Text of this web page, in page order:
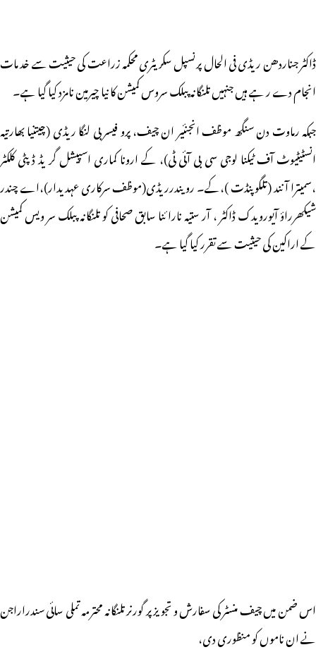
ڈاکٹر جناردھن ریڈی فی الحال پرنسپل سکریٹری محکمہ زراعت کی حیثیت سے خد مات
انجام دے ر ہے ہیں جنہیں تلنگانہ پبلک سروس کمیشن کا نیا چیرمین نامزد کیا گیا ہے۔
جبکہ رماوت دن سنگھ موظف انجنئیر ان چیف، پرو فیسر بی لنگا ریڈی (چیتنیا بھارتیہ
انسٹیٹیوٹ آف ٹیکنا لوجی سی بی آئی ٹی)، کے ارونا کماری اسپیشل گر یڈ ڈ پٹی کلکٹر
،سمیترا آنند (تلگو پنڈت )،کے۔ رو یندرریڈی(موظف سرکاری عہدیدار)،اے چندر
شیکھرراؤ آیورویدک ڈاکٹر ، آر ستیہ نارا ئنا سابق صحافی کو تلنگانہ پبلک سر ویس کمیشن
کے اراکین کی حیثیت سے تقرر کیا گیا ہے۔
اس ضمن میں چیف منسٹر کی سفارش و تجو یز پر گورنر تلنگانہ محترمہ تملی سائی سندراراجن
نے ان ناموں کو منظوری دی،